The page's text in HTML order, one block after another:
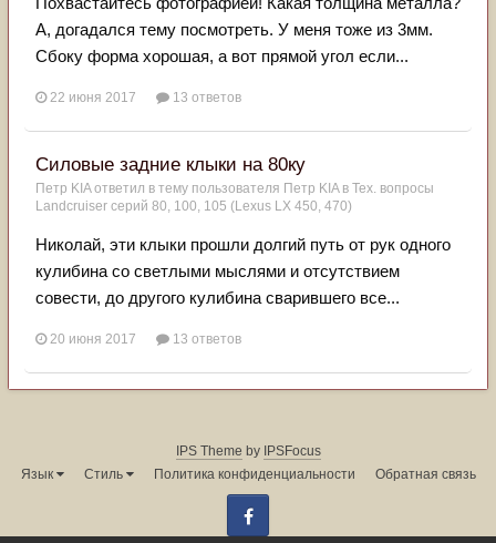
А, догадался тему посмотреть. У меня тоже из 3мм.
Сбоку форма хорошая, а вот прямой угол если...
22 июня 2017 13 ответов
Силовые задние клыки на 80ку
Петр KIAответил в тему пользователя Петр KIAв Тех. вопросы
Landcruiser серий 80, 100, 105 (Lexus LX 450, 470)
Николай, эти клыки прошли долгий путь от рук одного
кулибина со светлыми мыслями и отсутствием
совести, до другого кулибина сварившего все...
20 июня 2017 13 ответов
IPS Theme by IPSFocus
Язык
Стиль Политика конфиденциальности Обратная связь